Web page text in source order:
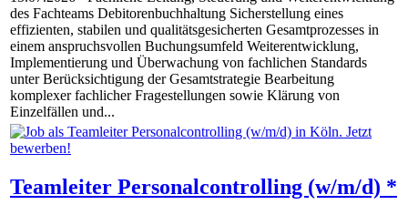
des Fachteams Debitorenbuchhaltung Sicherstellung eines
effizienten, stabilen und qualitätsgesicherten Gesamtprozesses in
einem anspruchsvollen Buchungsumfeld Weiterentwicklung,
Implementierung und Überwachung von fachlichen Standards
unter Berücksichtigung der Gesamtstrategie Bearbeitung
komplexer fachlicher Fragestellungen sowie Klärung von
Einzelfällen und...
Teamleiter Personalcontrolling (w/m/d) *